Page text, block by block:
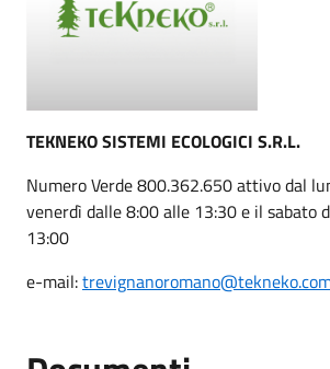
TEKNEKO SISTEMI ECOLOGICI S.R.L.
Numero Verde 800.362.650 attivo dal
venerdì dalle 8:00 alle 13:30 e il sabato
13:00
e-mail: